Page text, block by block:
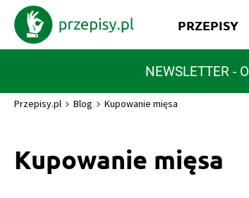
NEWSLETTER -
PRZEPISY
Przepisy.pl Blog Kupowanie mięsa
Kupowanie mięsa